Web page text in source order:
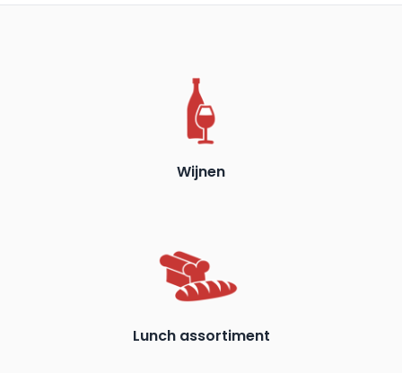
Wijnen
Lunch assortiment